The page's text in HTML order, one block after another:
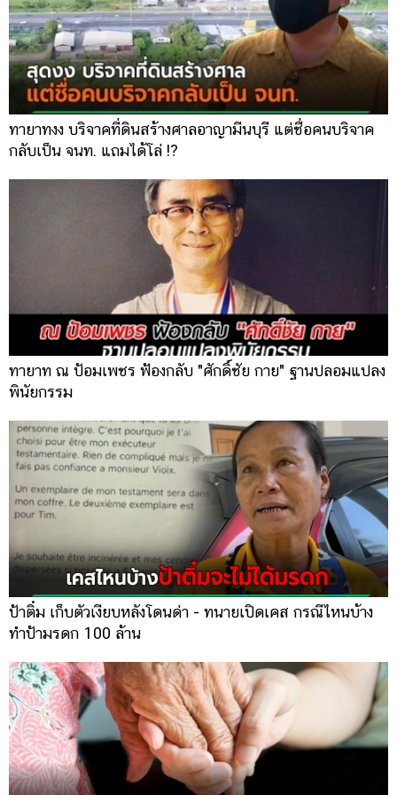
ทายาทงง บริจาคที่ดินสร้างศาลอาญามีนบุรี แต่ชื่อคนบริจาค
กลับเป็น จนท. แถมได้โล่ !?
ทายาท ณ ป้อมเพชร ฟ้องกลับ "ศักดิ์ชัย กาย" ฐานปลอมแปลง
พินัยกรรม
ป้าติ๋ม เก็บตัวเงียบหลังโดนด่า - ทนายเปิดเคส กรณีไหนบ้าง
ทำป้ามรดก 100 ล้าน